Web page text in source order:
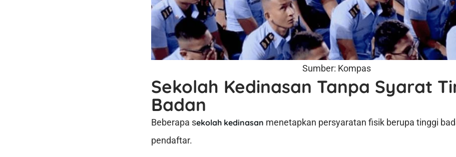
Sumber: Kompas
Sekolah Kedinasan Tanpa Syarat
Badan
Beberapa sekolah kedinasan menetapkan persyaratan fisik berupa tinggi
pendaftar.